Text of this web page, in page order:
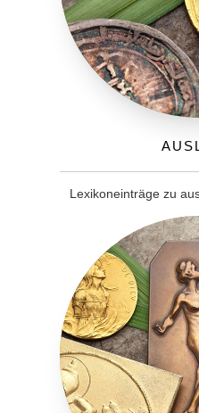
Lexikoneinträge zu